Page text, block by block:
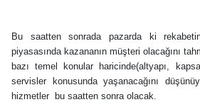
Bu saatten sonrada pazarda ki
piyasasında kazananın müşteri olacağını
bazı temel konular haricinde(altyapı,
servisler konusunda yaşanacağını
hizmetler bu saatten sonra olacak.